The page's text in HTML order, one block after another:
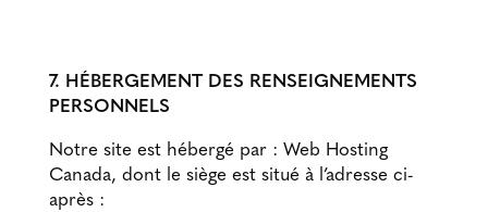
7. HÉBERGEMENT DES RENSEIGNEMENTS
PERSONNELS
Notre site est hébergé par : Web Hosting
Canada, dont le siège est situé à l’adresse ci-
après :